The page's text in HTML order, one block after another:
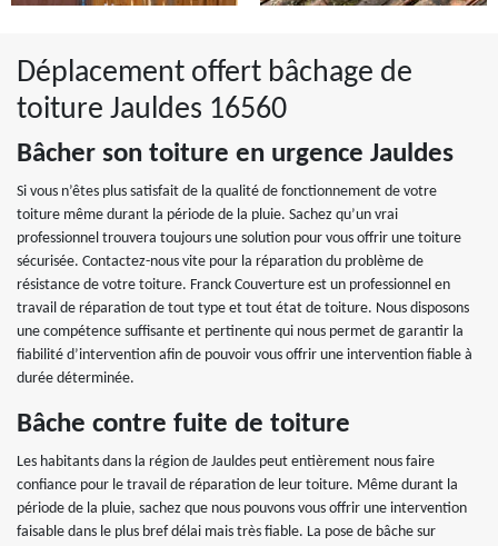
Déplacement offert bâchage de
toiture Jauldes 16560
Bâcher son toiture en urgence Jauldes
Si vous n’êtes plus satisfait de la qualité de fonctionnement de votre
toiture même durant la période de la pluie. Sachez qu’un vrai
professionnel trouvera toujours une solution pour vous offrir une toiture
sécurisée. Contactez-nous vite pour la réparation du problème de
résistance de votre toiture. Franck Couverture est un professionnel en
travail de réparation de tout type et tout état de toiture. Nous disposons
une compétence suffisante et pertinente qui nous permet de garantir la
fiabilité d’intervention afin de pouvoir vous offrir une intervention fiable à
durée déterminée.
Bâche contre fuite de toiture
Les habitants dans la région de Jauldes peut entièrement nous faire
confiance pour le travail de réparation de leur toiture. Même durant la
période de la pluie, sachez que nous pouvons vous offrir une intervention
faisable dans le plus bref délai mais très fiable. La pose de bâche sur